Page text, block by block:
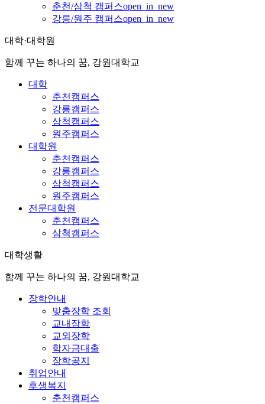
춘천/삼척 캠퍼스open_in_new
강릉/원주 캠퍼스open_in_new
대학·대학원
함께 꾸는 하나의 꿈, 강원대학교
대학
춘천캠퍼스
강릉캠퍼스
삼척캠퍼스
원주캠퍼스
대학원
춘천캠퍼스
강릉캠퍼스
삼척캠퍼스
원주캠퍼스
전문대학원
춘천캠퍼스
삼척캠퍼스
대학생활
함께 꾸는 하나의 꿈, 강원대학교
장학안내
맞춤장학 조회
교내장학
교외장학
학자금대출
장학공지
취업안내
후생복지
춘천캠퍼스